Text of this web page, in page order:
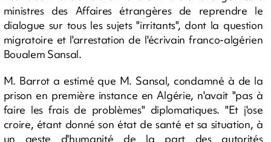
ministres des Affaires étrangères de reprendre le
dialogue sur tous les sujets "irritants", dont la question
migratoire et l'arrestation de l'écrivain franco-algérien
Boualem Sansal.
M. Barrot a estimé que M. Sansal, condamné à de la
prison en première instance en Algérie, n'avait "pas à
faire les frais de problèmes" diplomatiques. "Et j'ose
croire, étant donné son état de santé et sa situation, à
un geste d'humanité de la part des autorités